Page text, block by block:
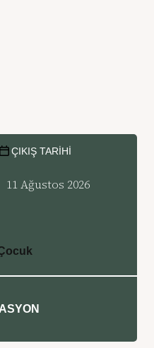
ÇIKIŞ TARIHI